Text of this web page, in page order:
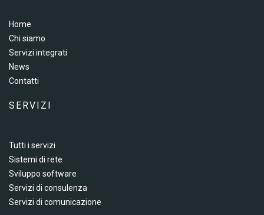
Home
Chi siamo
Servizi integrati
News
Contatti
SERVIZI
Tutti i servizi
Sistemi di rete
Sviluppo software
Servizi di consulenza
Servizi di comunicazione